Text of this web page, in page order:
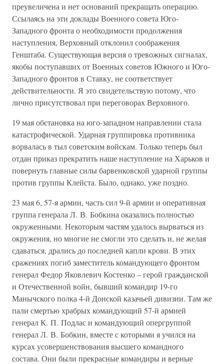
преувеличена и нет оснований прекращать операцию.
Ссылаясь на эти доклады Военного совета Юго-
Западного фронта о необходимости продолжения
наступления, Верховный отклонил соображения
Генштаба. Существующая версия о тревожных сигналах,
якобы поступавших от Военных советов Южного и Юго-
Западного фронтов в Ставку, не соответствует
действительности. Я это свидетельствую потому, что
лично присутствовал при переговорах Верховного.
19 мая обстановка на юго-западном направлении стала
катастрофической. Ударная группировка противника
ворвалась в тыл советским войскам. Только теперь был
отдан приказ прекратить наше наступление на Харьков и
повернуть главные силы барвенковской ударной группы
против группы Клейста. Было, однако, уже поздно.
23 мая 6, 57-я армии, часть сил 9-й армии и оперативная
группа генерала Л. В. Бобкина оказались полностью
окруженными. Некоторым частям удалось вырваться из
окружения, но многие не смогли это сделать и, не желая
сдаваться, дрались до последней капли крови. В этих
сражениях погиб заместитель командующего фронтом
генерал Федор Яковлевич Костенко – герой гражданской
и Отечественной войн, бывший командир 19-го
Манычского полка 4-й Донской казачьей дивизии. Там же
пали смертью храбрых командующий 57-й армией
генерал К. П. Подлас и командующий опергруппой
генерал Л. В. Бобкин, вместе с которыми я учился на
курсах усовершенствования высшего командного
состава. Они были прекрасные командиры и верные